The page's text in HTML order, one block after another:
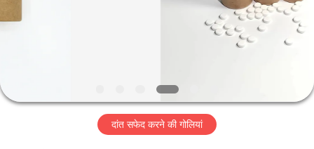
हमारे
बारे
दांत सफेद करने की गोलियां